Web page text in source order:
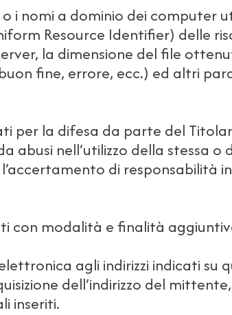
i nomi a dominio dei computer
Resource Identifier) delle
la dimensione del file
fine, errore, ecc.) ed altri
per la difesa da parte del
nell’utilizzo della stessa o
di responsabilità
con modalità e finalità
agli indirizzi indicati su
dell’indirizzo del
inseriti.